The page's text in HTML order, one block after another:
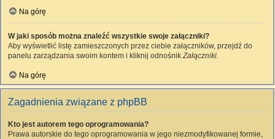
Na górę
W jaki sposób można znaleźć wszystkie swoje załączniki?
Aby wyświetlić listę zamieszczonych przez ciebie załączników, przejdź do
panelu zarządzania swoim kontem i kliknij odnośnikZałączniki.
Na górę
Zagadnienia związane z phpBB
Kto jest autorem tego oprogramowania?
Prawa autorskie do tego oprogramowania w jego niezmodyfikowanej formie,